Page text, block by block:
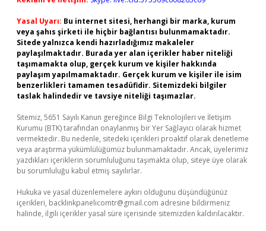
Yasal Uyarı: Bu internet sitesi, herhangi bir marka, kurum
veya şahıs şirketi ile hiçbir bağlantısı bulunmamaktadır.
Sitede yalnızca kendi hazırladığımız makaleler
paylaşılmaktadır. Burada yer alan içerikler haber niteliği
taşımamakta olup, gerçek kurum ve kişiler hakkında
paylaşım yapılmamaktadır. Gerçek kurum ve kişiler ile isim
benzerlikleri tamamen tesadüfidir. Sitemizdeki bilgiler
taslak halindedir ve tavsiye niteliği taşımazlar.
Sitemiz, 5651 Sayılı Kanun gereğince Bilgi Teknolojileri ve İletişim
Kurumu (BTK) tarafından onaylanmış bir Yer Sağlayıcı olarak hizmet
vermektedir. Bu nedenle, sitedeki içerikleri proaktif olarak denetleme
veya araştırma yükümlülüğümüz bulunmamaktadır. Ancak, üyelerimiz
yazdıkları içeriklerin sorumluluğunu taşımakta olup, siteye üye olarak
bu sorumluluğu kabul etmiş sayılırlar.
Hukuka ve yasal düzenlemelere aykırı olduğunu düşündüğünüz
içerikleri, backlinkpanelicomtr@gmail.com adresine bildirmeniz
halinde, ilgili içerikler yasal süre içerisinde sitemizden kaldırılacaktır.